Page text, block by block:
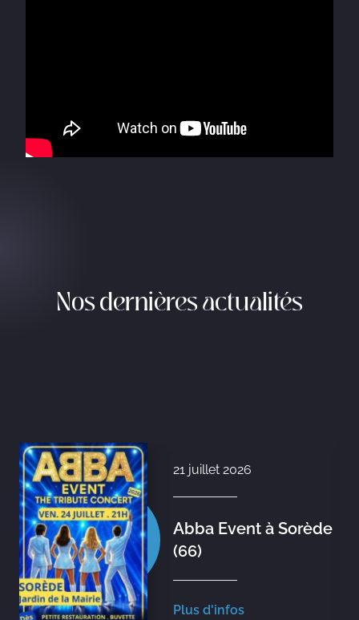
Nos dernières actualités
21 juillet 2026
Abba Event à Sorède
(66)
Plus d'infos